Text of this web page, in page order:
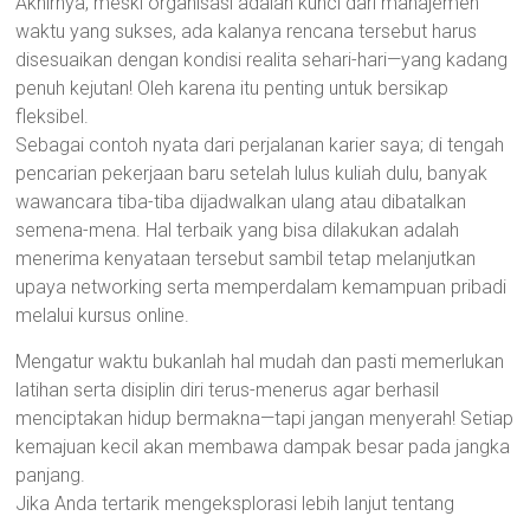
waktu yang sukses, ada kalanya rencana tersebut harus
disesuaikan dengan kondisi realita sehari-hari—yang kadang
penuh kejutan! Oleh karena itu penting untuk bersikap
fleksibel.
Sebagai contoh nyata dari perjalanan karier saya; di tengah
pencarian pekerjaan baru setelah lulus kuliah dulu, banyak
wawancara tiba-tiba dijadwalkan ulang atau dibatalkan
semena-mena. Hal terbaik yang bisa dilakukan adalah
menerima kenyataan tersebut sambil tetap melanjutkan
upaya networking serta memperdalam kemampuan pribadi
melalui kursus online.
Mengatur waktu bukanlah hal mudah dan pasti memerlukan
latihan serta disiplin diri terus-menerus agar berhasil
menciptakan hidup bermakna—tapi jangan menyerah! Setiap
kemajuan kecil akan membawa dampak besar pada jangka
panjang.
Jika Anda tertarik mengeksplorasi lebih lanjut tentang